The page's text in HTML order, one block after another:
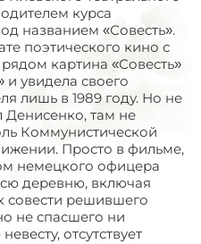
курса
названием «Совесть».
поэтического кино с
картина «Совесть»
увидела своего
лишь в 1989 году. Но не
Денисенко, там не
Коммунистической
Просто в фильме,
немецкого офицера
деревню, включая
совести решившего
не спасшего ни
отсутствует